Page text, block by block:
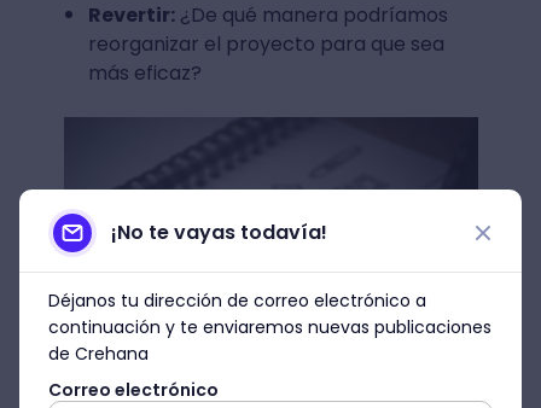
Revertir:¿De qué manera podríamos
reorganizar el proyecto para que sea
más eficaz?
¡No te vayas todavía!
Déjanos tu dirección de correo electrónico a
continuación y te enviaremos nuevas publicaciones
de Crehana
Correo electrónico